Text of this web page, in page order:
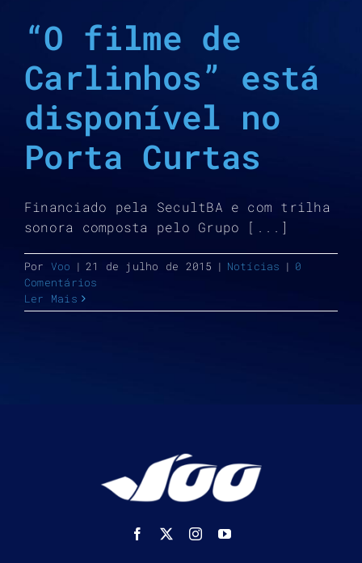
“O filme de
Carlinhos” está
disponível no
Porta Curtas
Financiado pela SecultBA e com trilha
sonora composta pelo Grupo [...]
Por Voo | 21 de julho de 2015 | Notícias | 0
Comentários
Ler Mais